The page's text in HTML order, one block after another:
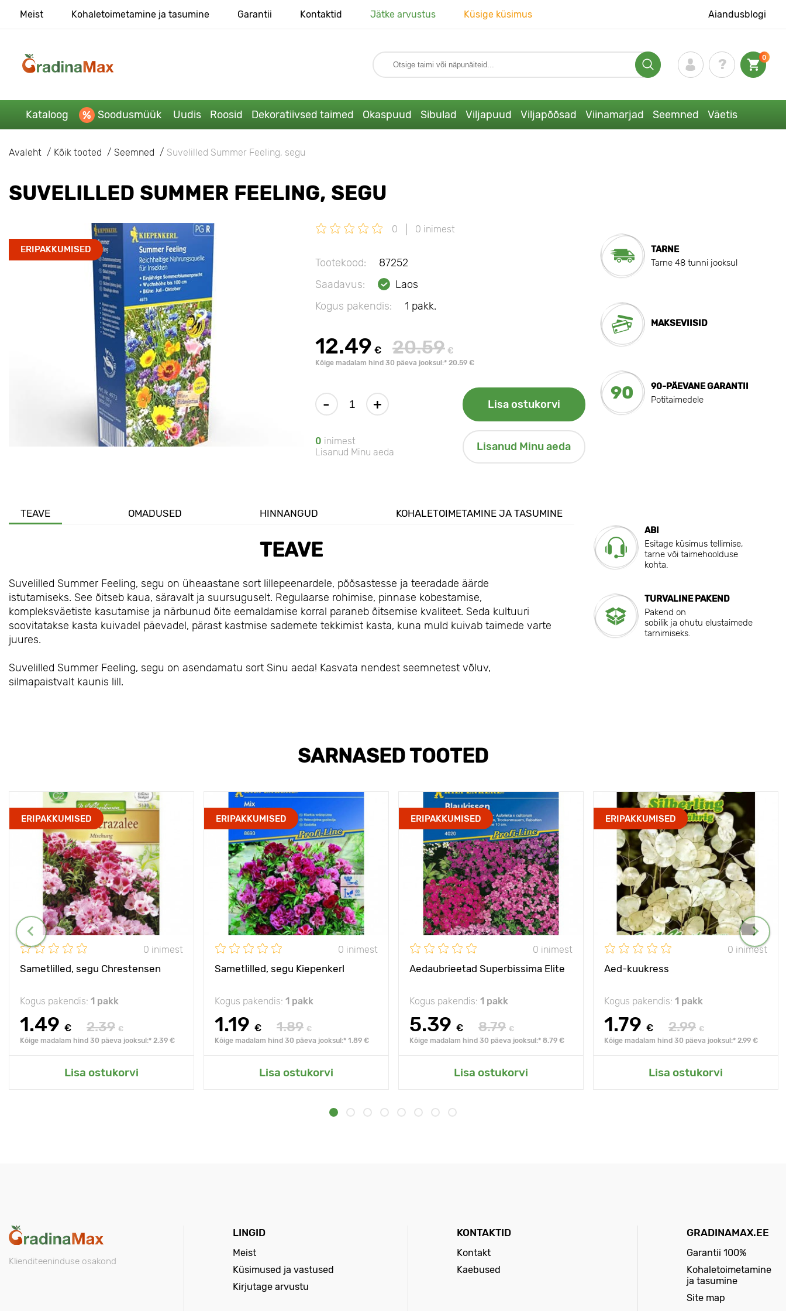
Meist Kohaletoimetamine ja tasumine Garantii Kontaktid Jätke arvustus Küsige küsimus Aiandusblogi
0
Kataloog Soodusmüük Uudis Roosid Dekoratiivsed taimed Okaspuud Sibulad Viljapuud Viljapõõsad Viinamarjad Seemned Väetis
Avaleht Kõik tooted Seemned Suvelilled Summer Feeling, segu
SUVELILLED SUMMER FEELING, SEGU
ERIPAKKUMISED
0 0 inimest
Tootekood:
87252
Saadavus:
Laos
Kogus pakendis:
1 pakk.
12.49 € 20.59 €
Kõige madalam hind 30 päeva jooksul:* 20.59 €
- + Lisa ostukorvi
0 inimest
Lisanud Minu aeda
Lisanud Minu aeda
TARNE
Tarne 48 tunni jooksul
MAKSEVIISID
90
90-PÄEVANE GARANTII
Potitaimedele
TEAVE OMADUSED HINNANGUD KOHALETOIMETAMINE JA TASUMINE
TEAVE
Suvelilled Summer Feeling, segu on üheaastane sort lillepeenardele, põõsastesse ja teeradade äärde
istutamiseks. See õitseb kaua, säravalt ja suursuguselt. Regulaarse rohimise, pinnase kobestamise,
kompleksväetiste kasutamise ja närbunud õite eemaldamise korral paraneb õitsemise kvaliteet. Seda kultuuri
soovitatakse kasta kuivadel päevadel, pärast kastmise sademete tekkimist kasta, kuna muld kuivab taimede varte
juures.
Suvelilled Summer Feeling, segu on asendamatu sort Sinu aeda! Kasvata nendest seemnetest võluv,
silmapaistvalt kaunis lill.
ABI
Esitage küsimus tellimise,
tarne või taimehoolduse
kohta.
TURVALINE PAKEND
Pakend on
sobilik ja ohutu elustaimede
tarnimiseks.
SARNASED TOOTED
ERIPAKKUMISED
0 inimest
Sametlilled, segu Chrestensen
Kogus pakendis: 1 pakk
1.49 € 2.39 €
Kõige madalam hind 30 päeva jooksul:* 2.39 €
Lisa ostukorvi
ERIPAKKUMISED
0 inimest
Sametlilled, segu Kiepenkerl
Kogus pakendis: 1 pakk
1.19 € 1.89 €
Kõige madalam hind 30 päeva jooksul:* 1.89 €
Lisa ostukorvi
ERIPAKKUMISED
0 inimest
Aedaubrieetad Superbissima Elite
Kogus pakendis: 1 pakk
5.39 € 8.79 €
Kõige madalam hind 30 päeva jooksul:* 8.79 €
Lisa ostukorvi
ERIPAKKUMISED
0 inimest
Aed-kuukress
Kogus pakendis: 1 pakk
1.79 € 2.99 €
Kõige madalam hind 30 päeva jooksul:* 2.99 €
Lisa ostukorvi
Klienditeeninduse osakond
LINGID
Meist
Küsimused ja vastused
Kirjutage arvustu
KONTAKTID
Kontakt
Kaebused
GRADINAMAX.EE
Garantii 100%
Kohaletoimetamine
ja tasumine
Site map